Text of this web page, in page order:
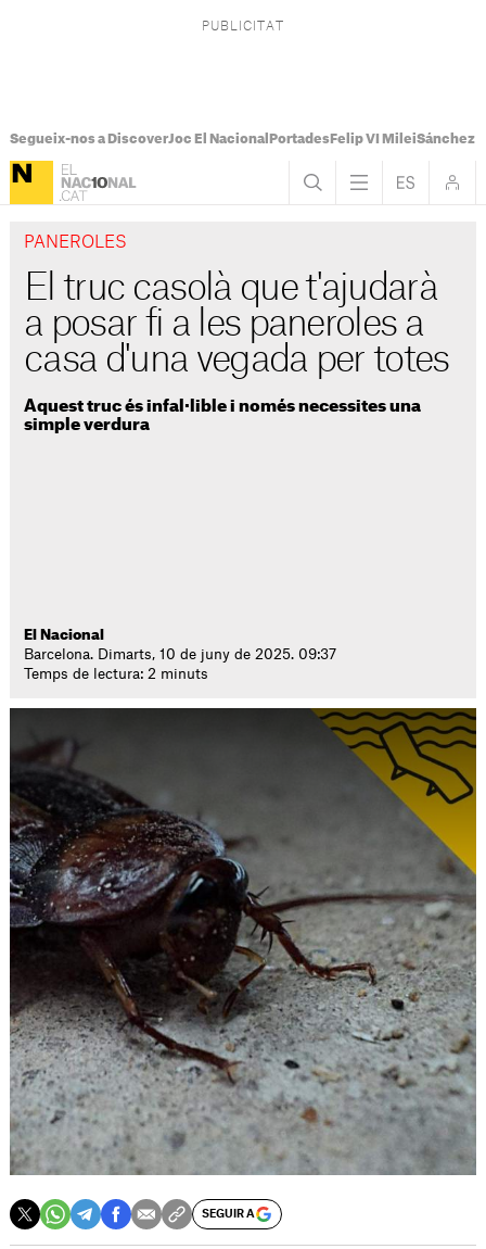
Segueix-nos a DiscoverJoc El Nacional PortadesFelip VI MileiSánchez
PANEROLES
El truc casolà que t'ajudarà
a posar fi a les paneroles a
casa d'una vegada per totes
Aquest truc és infal·lible i només necessites una
simple verdura
El Nacional
Barcelona. Dimarts, 10 de juny de 2025. 09:37
Temps de lectura: 2 minuts
SEGUIR A